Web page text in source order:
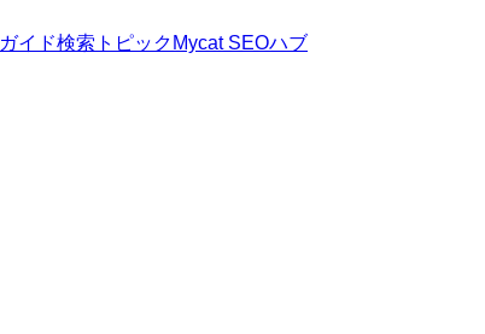
ガイド検索トピック Mycat SEOハブ